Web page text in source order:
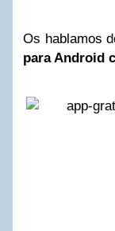
Os hablamos
para Android